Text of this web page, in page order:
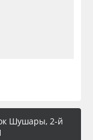
Шушары, 2-й